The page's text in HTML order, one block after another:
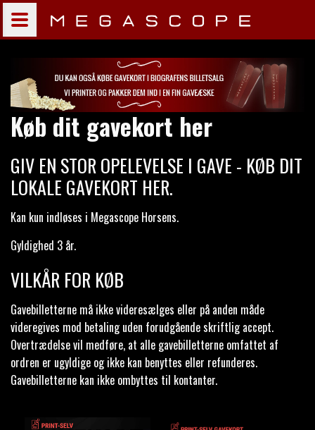
Køb dit gavekort her
GIV EN STOR OPELEVELSE I GAVE - KØB DIT
LOKALE GAVEKORT HER.
Kan kun indløses i Megascope Horsens.
Gyldighed 3 år.
VILKÅR FOR KØB
Gavebilletterne må ikke videresælges eller på anden måde
videregives mod betaling uden forudgående skriftlig accept.
Overtrædelse vil medføre, at alle gavebilletterne omfattet af
ordren er ugyldige og ikke kan benyttes eller refunderes.
Gavebilletterne kan ikke ombyttes til kontanter.